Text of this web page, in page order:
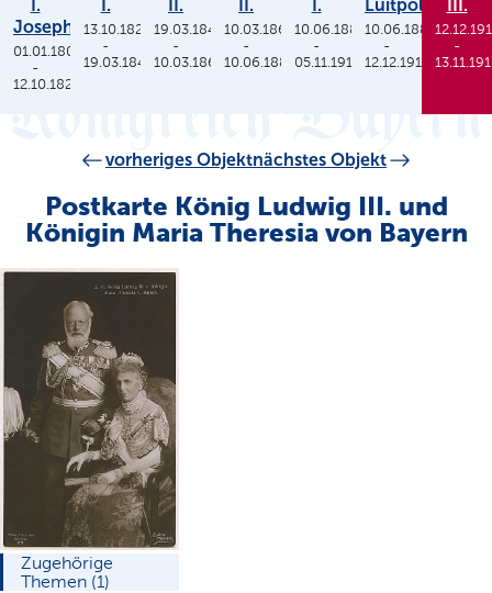
I.
Joseph
01.01.1806
-
12.10.1825
I.
13.10.1825
-
19.03.1848
II.
19.03.1848
-
10.03.1864
II.
10.03.1864
-
10.06.1886
I.
10.06.1886
-
05.11.1913
Luitpold
10.06.1886
-
12.12.1912
III.
-
vorheriges Objektnächstes Objekt
Postkarte König Ludwig III. und
Königin Maria Theresia von Bayern
Zugehörige
Themen (1)